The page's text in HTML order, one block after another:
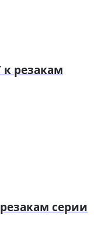
к резакам
серии